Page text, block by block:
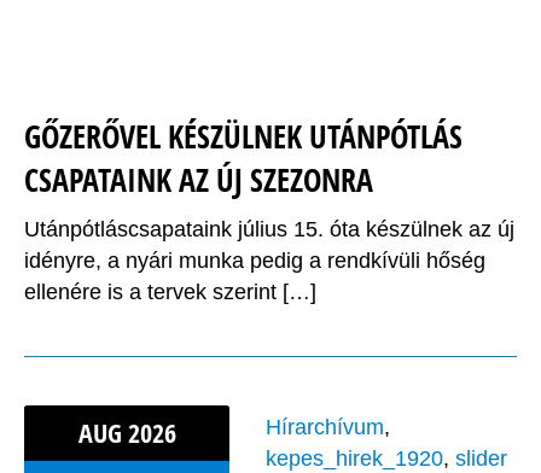
GŐZERŐVEL KÉSZÜLNEK UTÁNPÓTLÁS
CSAPATAINK AZ ÚJ SZEZONRA
Utánpótláscsapataink július 15. óta készülnek az új
idényre, a nyári munka pedig a rendkívüli hőség
ellenére is a tervek szerint […]
AUG 2026 Hírarchívum,
kepes_hirek_1920, slider